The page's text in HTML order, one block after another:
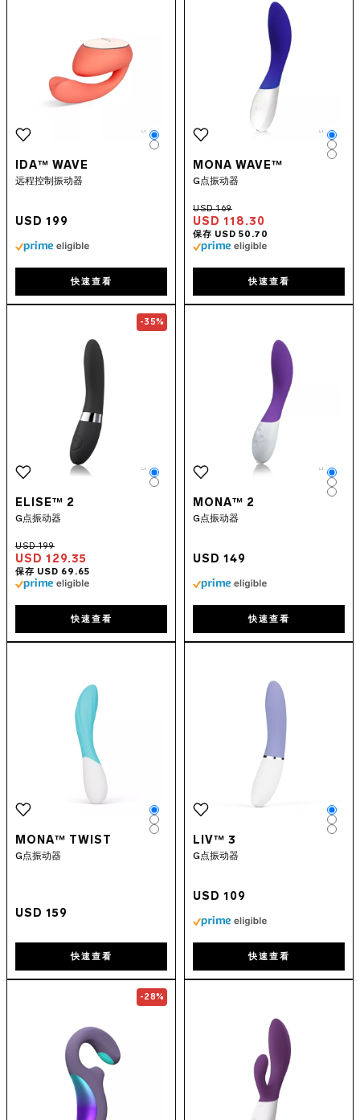
IDA™ WAVE
远程控制振动器
USD 199
Color
Color
快速查看
MONA WAVE™
G点振动器
USD 118.30
快速查看
Go to theELISE™ 2
-35%
ELISE™ 2
G点振动器
USD 129.35
Color
Color
快速查看
MONA™ 2
G点振动器
USD 149
快速查看
MONA™ TWIST
G点振动器
USD 159
Color
Color
Color
快速查看
LIV™ 3
G点振动器
USD 109
快速查看
Go to theENIGMA™ Double Sonic
-28%